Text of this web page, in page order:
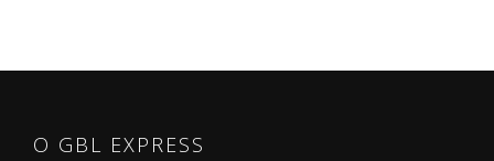
O GBL EXPRESS